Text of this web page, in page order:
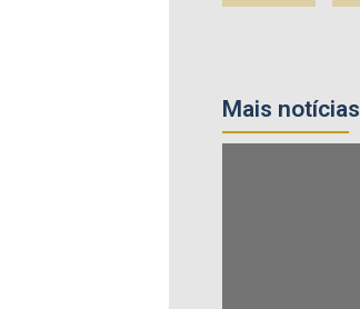
Mais notícias